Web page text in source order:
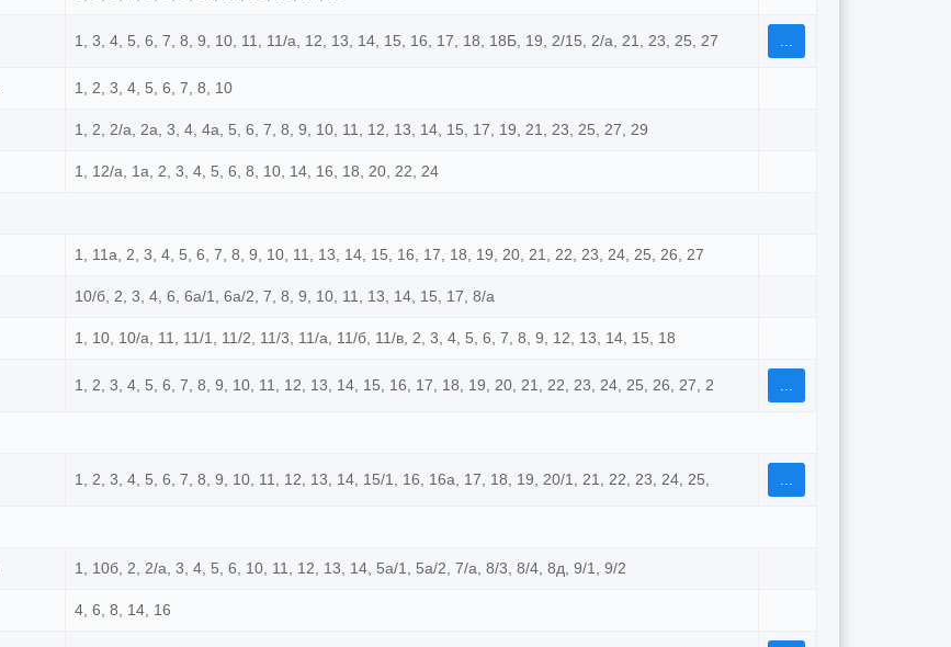
1, 3, 4, 5, 6, 7, 8, 9, 10, 11, 11/а, 12, 13, 14, 15, 16, 17, 18, 18Б, 19, 2/15, 2/а, 21, 23, 25, 27 ...
1, 2, 3, 4, 5, 6, 7, 8, 10
1, 2, 2/а, 2а, 3, 4, 4а, 5, 6, 7, 8, 9, 10, 11, 12, 13, 14, 15, 17, 19, 21, 23, 25, 27, 29
1, 12/а, 1а, 2, 3, 4, 5, 6, 8, 10, 14, 16, 18, 20, 22, 24
1, 11а, 2, 3, 4, 5, 6, 7, 8, 9, 10, 11, 13, 14, 15, 16, 17, 18, 19, 20, 21, 22, 23, 24, 25, 26, 27
10/б, 2, 3, 4, 6, 6а/1, 6а/2, 7, 8, 9, 10, 11, 13, 14, 15, 17, 8/а
1, 10, 10/а, 11, 11/1, 11/2, 11/3, 11/а, 11/б, 11/в, 2, 3, 4, 5, 6, 7, 8, 9, 12, 13, 14, 15, 18
1, 2, 3, 4, 5, 6, 7, 8, 9, 10, 11, 12, 13, 14, 15, 16, 17, 18, 19, 20, 21, 22, 23, 24, 25, 26, 27, 2 ...
1, 2, 3, 4, 5, 6, 7, 8, 9, 10, 11, 12, 13, 14, 15/1, 16, 16а, 17, 18, 19, 20/1, 21, 22, 23, 24, 25, ...
1, 10б, 2, 2/а, 3, 4, 5, 6, 10, 11, 12, 13, 14, 5а/1, 5а/2, 7/а, 8/3, 8/4, 8д, 9/1, 9/2
4, 6, 8, 14, 16